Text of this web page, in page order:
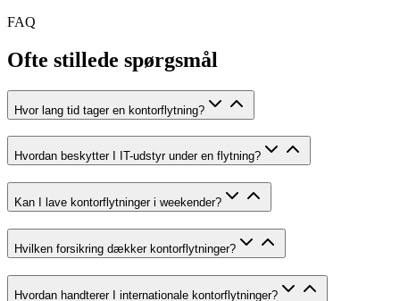
FAQ
Ofte stillede spørgsmål
Hvor lang tid tager en kontorflytning?
Hvordan beskytter I IT-udstyr under en flytning?
Kan I lave kontorflytninger i weekender?
Hvilken forsikring dækker kontorflytninger?
Hvordan handterer I internationale kontorflytninger?